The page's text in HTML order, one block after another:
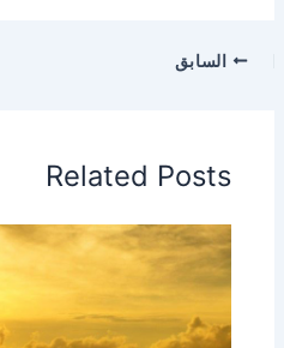
السابق
Related Posts